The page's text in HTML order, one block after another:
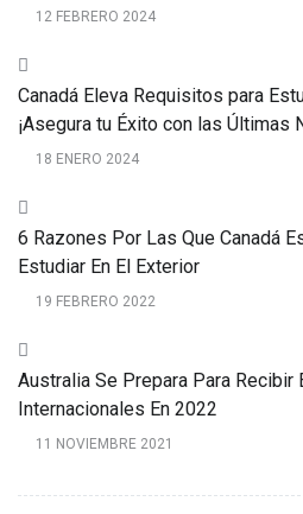
12 FEBRERO 2024
Canadá Eleva Requisitos para
¡Asegura tu Éxito con las Últimas
18 ENERO 2024
6 Razones Por Las Que Canadá
Estudiar En El Exterior
19 FEBRERO 2022
Australia Se Prepara Para Recibir
Internacionales En 2022
11 NOVIEMBRE 2021